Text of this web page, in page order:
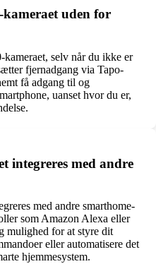
uden for
selv når du ikke er
fjernadgang via Tapo-
få adgang til og
uanset hvor du er,
integreres med andre
med andre smarthome-
som Amazon Alexa eller
mulighed for at styre dit
eller automatisere det
hjemmesystem.